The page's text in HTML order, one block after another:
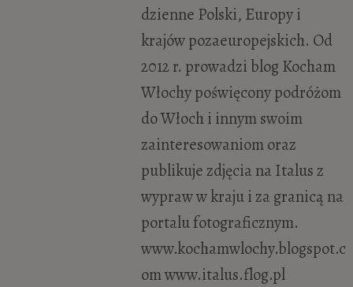
dzienne Polski, Europy i
krajów pozaeuropejskich. Od
2012 r. prowadzi blog Kocham
Włochy poświęcony podróżom
do Włoch i innym swoim
zainteresowaniom oraz
publikuje zdjęcia na Italus z
wypraw w kraju i za granicą na
portalu fotograficznym.
www.kochamwlochy.blogspot.c
om www.italus.flog.pl